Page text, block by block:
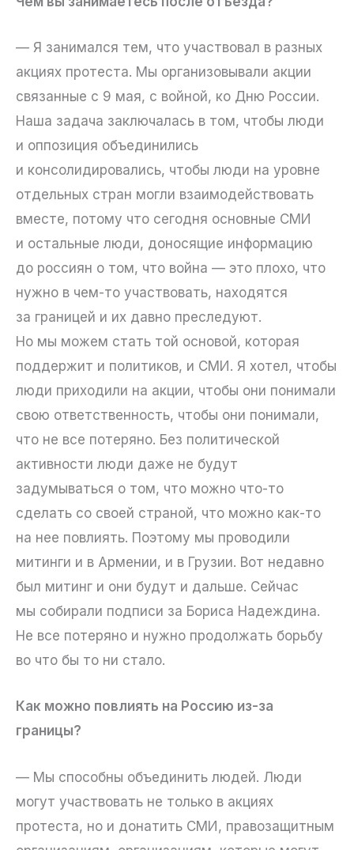
— Я занимался тем, что участвовал в разных
акциях протеста. Мы организовывали акции
связанные с 9 мая, с войной, ко Дню России.
Наша задача заключалась в том, чтобы люди
и оппозиция объединились
и консолидировались, чтобы люди на уровне
отдельных стран могли взаимодействовать
вместе, потому что сегодня основные СМИ
и остальные люди, доносящие информацию
до россиян о том, что война — это плохо, что
нужно в чем-то участвовать, находятся
за границей и их давно преследуют.
Но мы можем стать той основой, которая
поддержит и политиков, и СМИ. Я хотел, чтобы
люди приходили на акции, чтобы они понимали
свою ответственность, чтобы они понимали,
что не все потеряно. Без политической
активности люди даже не будут
задумываться о том, что можно что-то
сделать со своей страной, что можно как-то
на нее повлиять. Поэтому мы проводили
митинги и в Армении, и в Грузии. Вот недавно
был митинг и они будут и дальше. Сейчас
мы собирали подписи за Бориса Надеждина.
Не все потеряно и нужно продолжать борьбу
во что бы то ни стало.
Как можно повлиять на Россию из-за
границы?
— Мы способны объединить людей. Люди
могут участвовать не только в акциях
протеста, но и донатить СМИ, правозащитным